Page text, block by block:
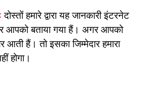
दोस्तों हमारे द्वारा यह जानकारी इंटरनेट
आपको बताया गया हैं। अगर आपको
आती हैं। तो इसका जिम्मेदार हमारा
होगा।